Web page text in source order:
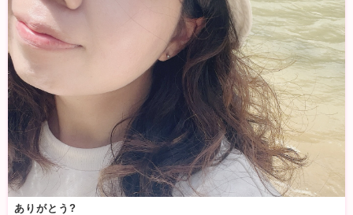
ありがとう?